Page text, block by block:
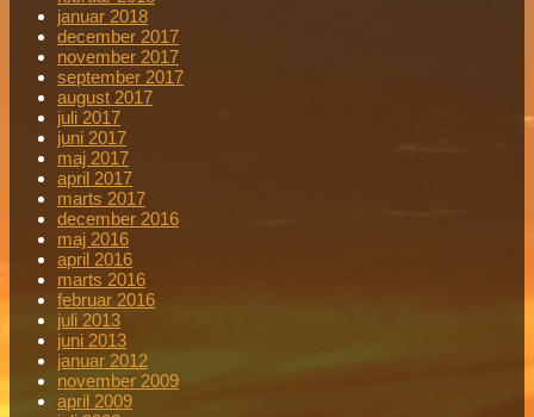
januar 2018
december 2017
november 2017
september 2017
august 2017
juli 2017
juni 2017
maj 2017
april 2017
marts 2017
december 2016
maj 2016
april 2016
marts 2016
februar 2016
juli 2013
juni 2013
januar 2012
november 2009
april 2009